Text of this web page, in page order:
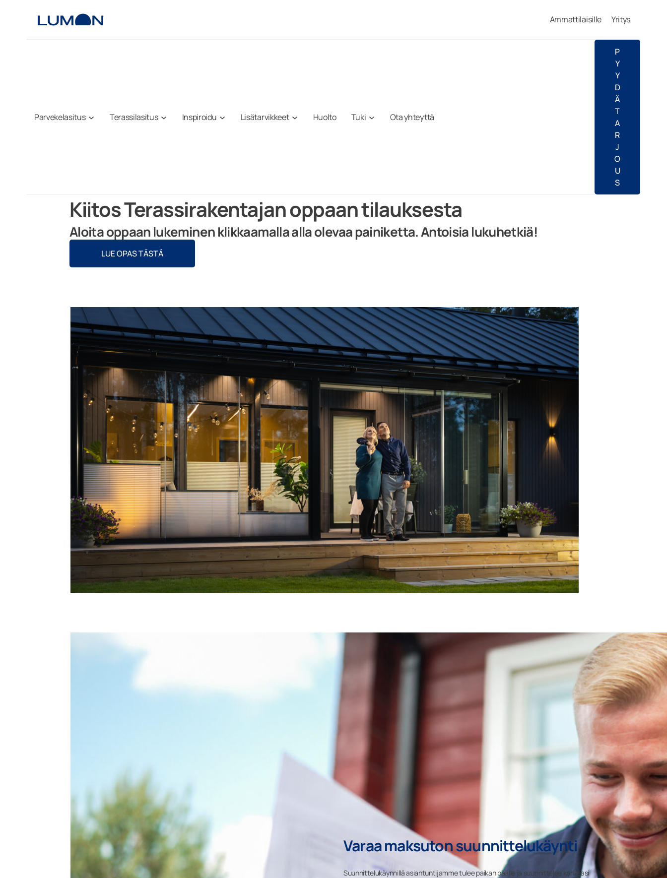
Ammattilaisille Yritys
Parvekelasitus Terassilasitus Inspiroidu Lisätarvikkeet Huolto Tuki Ota yhteyttä
P
Y
Y
D
Ä
T
A
R
J
O
U
S
Kiitos Terassirakentajan oppaan tilauksesta
Aloita oppaan lukeminen klikkaamalla alla olevaa painiketta. Antoisia lukuhetkiä!
LUE OPAS TÄSTÄ
Varaa maksuton suunnittelukäynti
Suunnittelukäynnillä asiantuntijamme tulee paikan päälle ja suunnittelee kanssasi